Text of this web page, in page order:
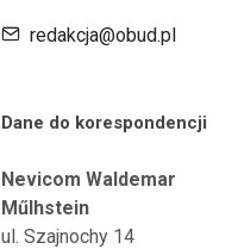
redakcja@obud.pl
Dane do korespondencji
Nevicom Waldemar
Műlhstein
ul. Szajnochy 14